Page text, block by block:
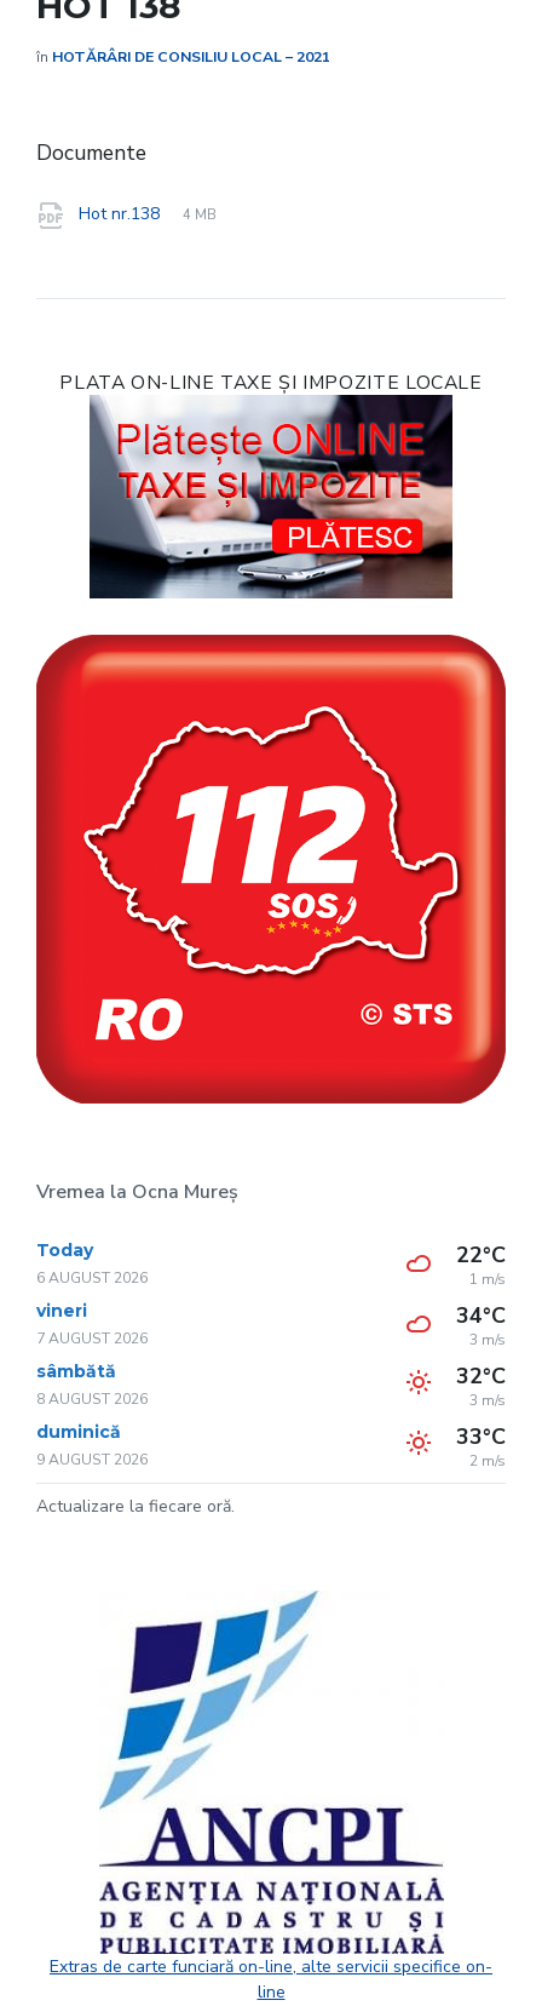
în HOTĂRÂRI DE CONSILIU LOCAL – 2021
Documente
Hot nr.138
File
pdf
File
4 MB
PLATA ON-LINE TAXE ȘI IMPOZITE LOCALE
Vremea la Ocna Mureș
Today
6 AUGUST 2026
22°C
1 m/s
vineri
7 AUGUST 2026
34°C
3 m/s
sâmbătă
8 AUGUST 2026
32°C
3 m/s
duminică
9 AUGUST 2026
33°C
2 m/s
Actualizare la fiecare oră.
Extras de carte funciară on-line, alte servicii specifice on-
line